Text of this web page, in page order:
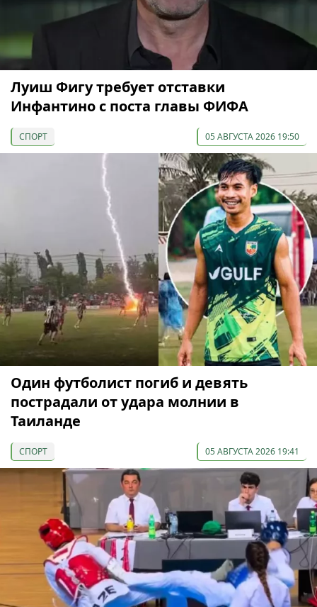
Луиш Фигу требует отставки
Инфантино с поста главы ФИФА
СПОРТ 05 АВГУСТА 2026 19:50
Один футболист погиб и девять
пострадали от удара молнии в
Таиланде
СПОРТ 05 АВГУСТА 2026 19:41